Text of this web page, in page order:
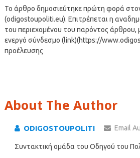
Το άρθρο δημοσιεύτηκε πρώτη φορά
(odigostoupoliti.eu). Επιτρέπεται η
του περιεχομένου του παρόντος
ενεργό σύνδεσμο (link)(https://
προέλευσης
About The Author
ODIGOSTOUPOLITI Email
Συντακτική ομάδα του Οδηγού του